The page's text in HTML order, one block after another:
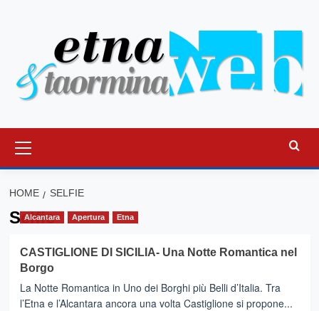
principale
HOME SELFIE
Selfie
Alcantara Apertura Etna
CASTIGLIONE DI SICILIA- Una Notte Romantica nel
Borgo
La Notte Romantica in Uno dei Borghi più Belli d’Italia. Tra
l’Etna e l’Alcantara ancora una volta Castiglione si propone...